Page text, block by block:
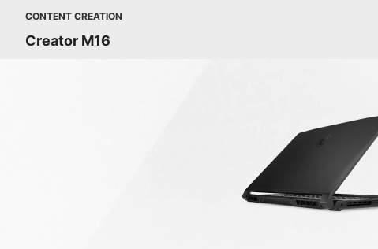
CONTENT CREATION
Creator M16